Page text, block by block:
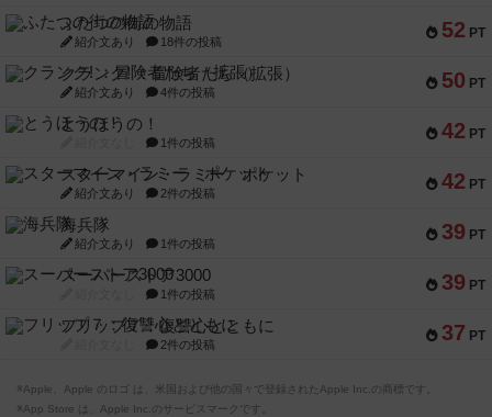
52 PT
ふたつの街の物語
紹介文あり 18件の投稿
50 PT
クランク! ：冒険者たち（拡張）
紹介文あり 4件の投稿
42 PT
とうほうの！
1件の投稿
42 PT
スターマイン・ラミー ポケット
紹介文あり 2件の投稿
39 PT
海兵隊
紹介文あり 1件の投稿
39 PT
スーパーストア3000
1件の投稿
37 PT
フリップ７：復讐心とともに
2件の投稿
※Apple、Apple のロゴ は、米国および他の国々で登録されたApple Inc.の商標です。
※App Store は、Apple Inc.のサービスマークです。